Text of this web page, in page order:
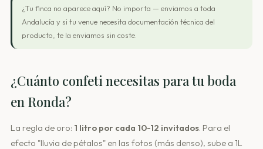
¿Tu finca no aparece aquí? No importa — enviamos a toda
Andalucía y si tu venue necesita documentación técnica del
producto, te la enviamos sin coste.
¿Cuánto confeti necesitas para tu boda
en Ronda?
La regla de oro: 1 litro por cada 10-12 invitados. Para el
efecto "lluvia de pétalos" en las fotos (más denso), sube a 1L